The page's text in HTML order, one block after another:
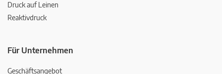
Druck auf Leinen
Reaktivdruck
Für Unternehmen
Geschäftsangebot